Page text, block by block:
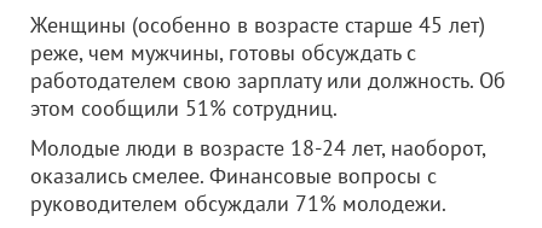
Женщины (особенно в возрасте старше 45 лет)
реже, чем мужчины, готовы обсуждать с
работодателем свою зарплату или должность. Об
этом сообщили 51% сотрудниц.
Молодые люди в возрасте 18-24 лет, наоборот,
оказались смелее. Финансовые вопросы с
руководителем обсуждали 71% молодежи.